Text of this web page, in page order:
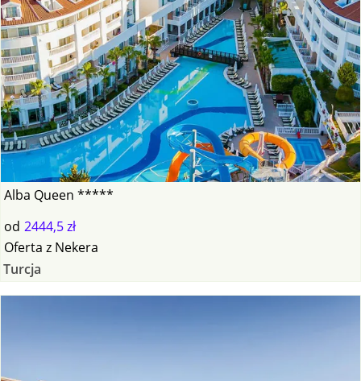
Alba Queen *****
od 2444,5 zł
Oferta z Nekera
Turcja